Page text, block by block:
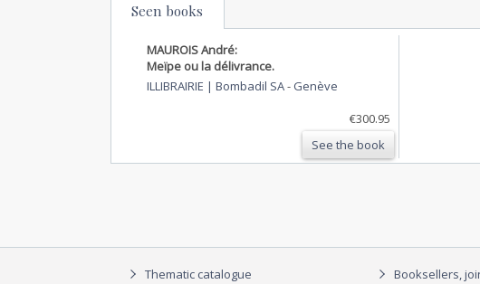
Seen books
MAUROIS André:
Meïpe ou la délivrance.
ILLIBRAIRIE | Bombadil SA- Genève
€300.95
See the book
Thematic catalogue
Booksellers,